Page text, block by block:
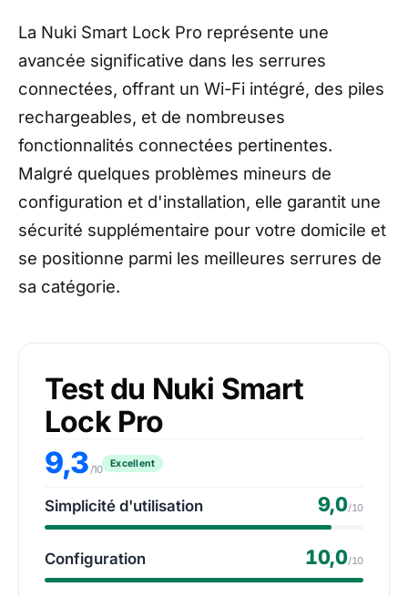
La Nuki Smart Lock Pro représente une
avancée significative dans les serrures
connectées, offrant un Wi-Fi intégré, des piles
rechargeables, et de nombreuses
fonctionnalités connectées pertinentes.
Malgré quelques problèmes mineurs de
configuration et d'installation, elle garantit une
sécurité supplémentaire pour votre domicile et
se positionne parmi les meilleures serrures de
sa catégorie.
Test du Nuki Smart
Lock Pro
9,3/10 Excellent
Simplicité d'utilisation 9,0/10
Configuration 10,0/10